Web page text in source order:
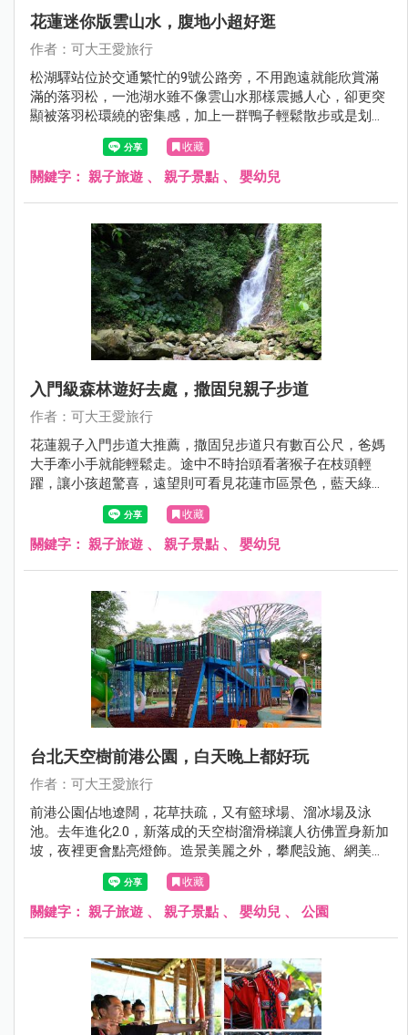
花蓮迷你版雲山水，腹地小超好逛
作者：可大王愛旅行
松湖驛站位於交通繁忙的9號公路旁，不用跑遠就能欣賞滿
滿的落羽松，一池湖水雖不像雲山水那樣震撼人心，卻更突
顯被落羽松環繞的密集感，加上一群鴨子輕鬆散步或是划行
水面，好拍程度不輸雲山水。此外，松湖驛站本身更是間美
食餐廳，三五好友點上幾道熱炒伴著談笑聲，或是喝杯下午
茶，逛逛園區拍拍照，冬天來花蓮，行程千萬不要少了它。
收藏
關鍵字： 親子旅遊 、 親子景點 、 嬰幼兒
入門級森林遊好去處，撒固兒親子步道
作者：可大王愛旅行
花蓮親子入門步道大推薦，撒固兒步道只有數百公尺，爸媽
大手牽小手就能輕鬆走。途中不時抬頭看著猴子在枝頭輕
躍，讓小孩超驚喜，遠望則可看見花蓮市區景色，藍天綠意
超舒心。大約30分鐘就能遇見超美瀑布，如銀河劃過山壁飛
濺出點點星芒，一旁淺淺水池可玩水，夏天來這裡最是清涼
消暑。爬山健行，豐富生態又能玩水，親子家庭就來這裡鍛
收藏
關鍵字： 親子旅遊 、 親子景點 、 嬰幼兒
台北天空樹前港公園，白天晚上都好玩
作者：可大王愛旅行
前港公園佔地遼闊，花草扶疏，又有籃球場、溜冰場及泳
池。去年進化2.0，新落成的天空樹溜滑梯讓人彷佛置身新加
坡，夜裡更會點亮燈飾。造景美麗之外，攀爬設施、網美鞦
韆、沙坑塗鴉牆，大小朋友都適合。
收藏
關鍵字： 親子旅遊 、 親子景點 、 嬰幼兒 、 公園